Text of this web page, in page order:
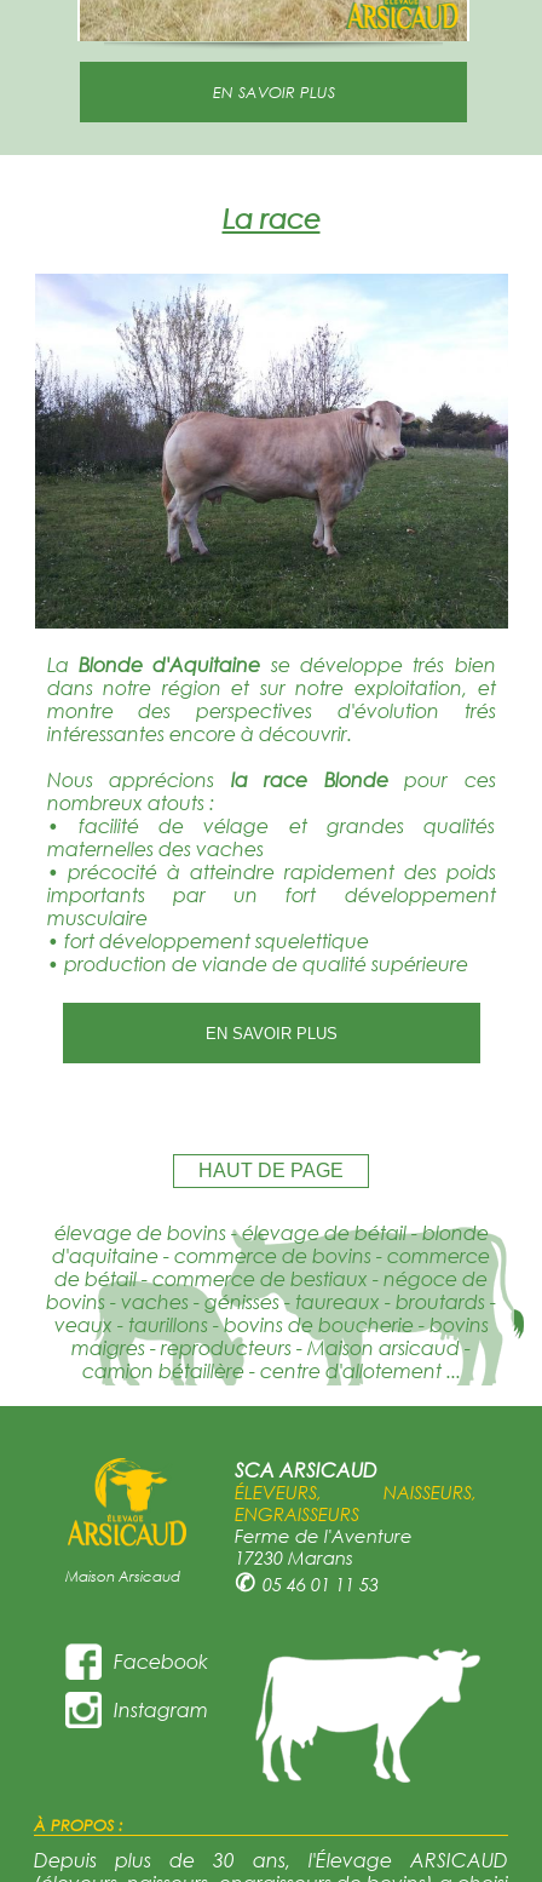
EN SAVOIR PLUS
La race
La Blonde d'Aquitaine se développe trés bien
dans notre région et sur notre exploitation, et
montre des perspectives d'évolution trés
intéressantes encore à découvrir.
Nous apprécions la race Blondepour ces
nombreux atouts :
• facilité de vélage et grandes qualités
maternelles des vaches
• précocité à atteindre rapidement des poids
importants par un fort développement
musculaire
• fort développement squelettique
• production de viande de qualité supérieure
EN SAVOIR PLUS
HAUT DE PAGE
élevage de bovins - élevage de bétail - blonde
d'aquitaine - commerce de bovins - commerce
de bétail - commerce de bestiaux - négoce de
bovins - vaches - génisses - taureaux - broutards -
veaux - taurillons - bovins de boucherie - bovins
maigres - reproducteurs - Maison arsicaud -
camion bétaillère - centre d'allotement ...
Maison Arsicaud
SCA ARSICAUD
ÉLEVEURS, NAISSEURS,
ENGRAISSEURS
Ferme de l'Aventure
17230 Marans
✆ 05 46 01 11 53
Facebook
Instagram
À PROPOS :
Depuis plus de 30 ans, l'Élevage ARSICAUD